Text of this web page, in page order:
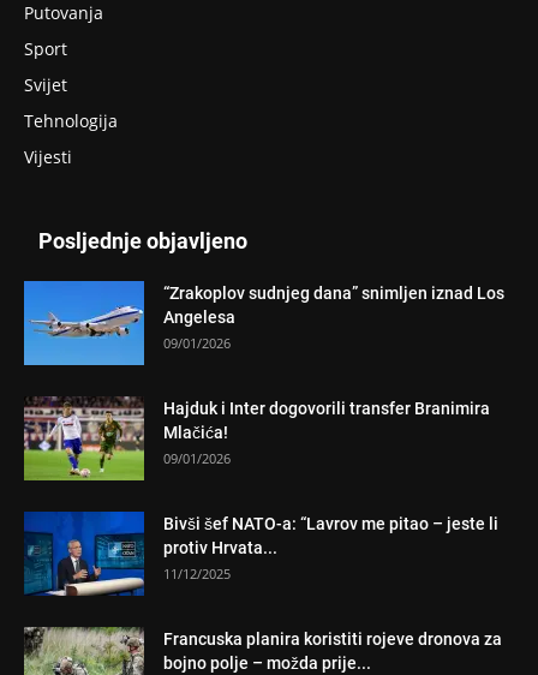
Putovanja
Sport
Svijet
Tehnologija
Vijesti
Posljednje objavljeno
“Zrakoplov sudnjeg dana” snimljen iznad Los
Angelesa
09/01/2026
Hajduk i Inter dogovorili transfer Branimira
Mlačića!
09/01/2026
Bivši šef NATO-a: “Lavrov me pitao – jeste li
protiv Hrvata...
11/12/2025
Francuska planira koristiti rojeve dronova za
bojno polje – možda prije...